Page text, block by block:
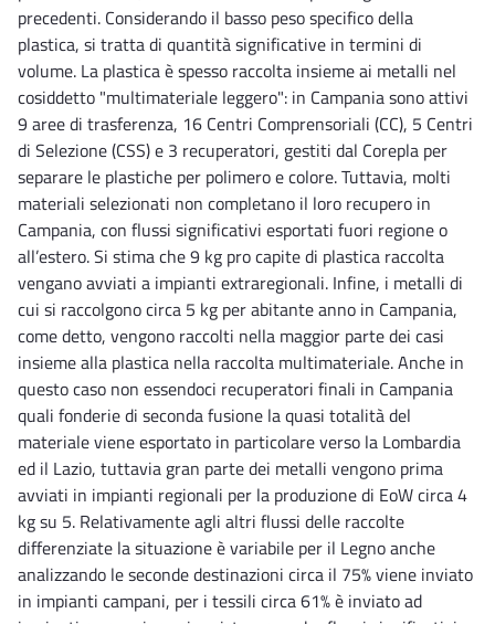
precedenti. Considerando il basso peso specifico della
plastica, si tratta di quantità significative in termini di
volume. La plastica è spesso raccolta insieme ai metalli nel
cosiddetto "multimateriale leggero": in Campania sono attivi
9 aree di trasferenza, 16 Centri Comprensoriali (CC), 5 Centri
di Selezione (CSS) e 3 recuperatori, gestiti dal Corepla per
separare le plastiche per polimero e colore. Tuttavia, molti
materiali selezionati non completano il loro recupero in
Campania, con flussi significativi esportati fuori regione o
all’estero. Si stima che 9 kg pro capite di plastica raccolta
vengano avviati a impianti extraregionali. Infine, i metalli di
cui si raccolgono circa 5 kg per abitante anno in Campania,
come detto, vengono raccolti nella maggior parte dei casi
insieme alla plastica nella raccolta multimateriale. Anche in
questo caso non essendoci recuperatori finali in Campania
quali fonderie di seconda fusione la quasi totalità del
materiale viene esportato in particolare verso la Lombardia
ed il Lazio, tuttavia gran parte dei metalli vengono prima
avviati in impianti regionali per la produzione di EoW circa 4
kg su 5. Relativamente agli altri flussi delle raccolte
differenziate la situazione è variabile per il Legno anche
analizzando le seconde destinazioni circa il 75% viene inviato
in impianti campani, per i tessili circa 61% è inviato ad